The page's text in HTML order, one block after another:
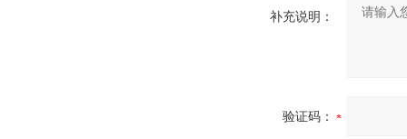
补充说明：
验证码：